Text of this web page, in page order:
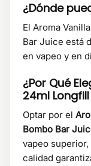
¿Dónde
El Aroma
Bar Juice está
en vapeo y en
¿Por Qué
24ml
Optar por el
Bombo Bar
vapeo
calidad